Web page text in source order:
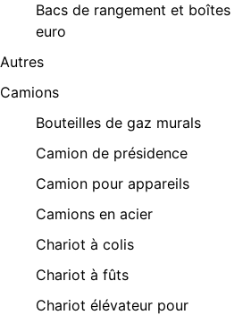
Bacs de rangement et boîtes
euro
Autres
Camions
Bouteilles de gaz murals
Camion de présidence
Camion pour appareils
Camions en acier
Chariot à colis
Chariot à fûts
Chariot élévateur pour